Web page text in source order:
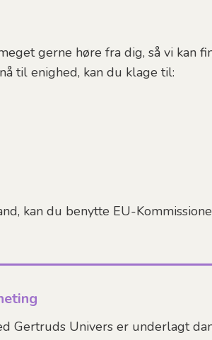
gerne høre fra dig, så vi kan
til enighed, kan du klage til:
kan du benytte EU-
Gertruds Univers er underlagt